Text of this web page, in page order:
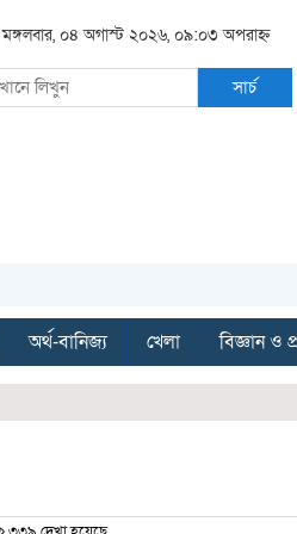
মঙ্গলবার, ০৪ অগাস্ট ২০২৬, ০৯:০৩ অপরাহ্ন
সার্চ
অর্থ-বানিজ্য খেলা বিজ্ঞান ও